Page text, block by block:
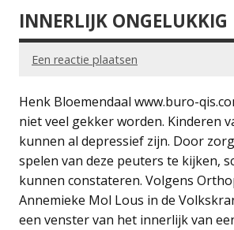
INNERLIJK ONGELUKKIG
Een reactie plaatsen
Henk Bloemendaal www.buro-
niet veel gekker worden. Kinderen
kunnen al depressief zijn. Door
spelen van deze peuters te kijken,
kunnen constateren. Volgens
Annemieke Mol Lous in de
een venster van het innerlijk van